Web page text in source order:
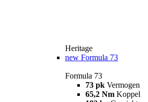
Heritage
new Formula 73
Formula 73
73 pk Vermogen
65,2 Nm Koppel